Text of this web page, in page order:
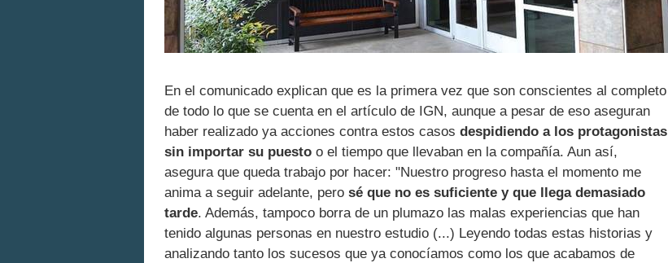
En el comunicado explican que es la primera vez que son conscientes al completo
de todo lo que se cuenta en el artículo de IGN, aunque a pesar de eso aseguran
haber realizado ya acciones contra estos casos despidiendo a los protagonistas
sin importar su puesto o el tiempo que llevaban en la compañía. Aun así,
asegura que queda trabajo por hacer: "Nuestro progreso hasta el momento me
anima a seguir adelante, pero sé que no es suficiente y que llega demasiado
tarde. Además, tampoco borra de un plumazo las malas experiencias que han
tenido algunas personas en nuestro estudio (...) Leyendo todas estas historias y
analizando tanto los sucesos que ya conocíamos como los que acabamos de